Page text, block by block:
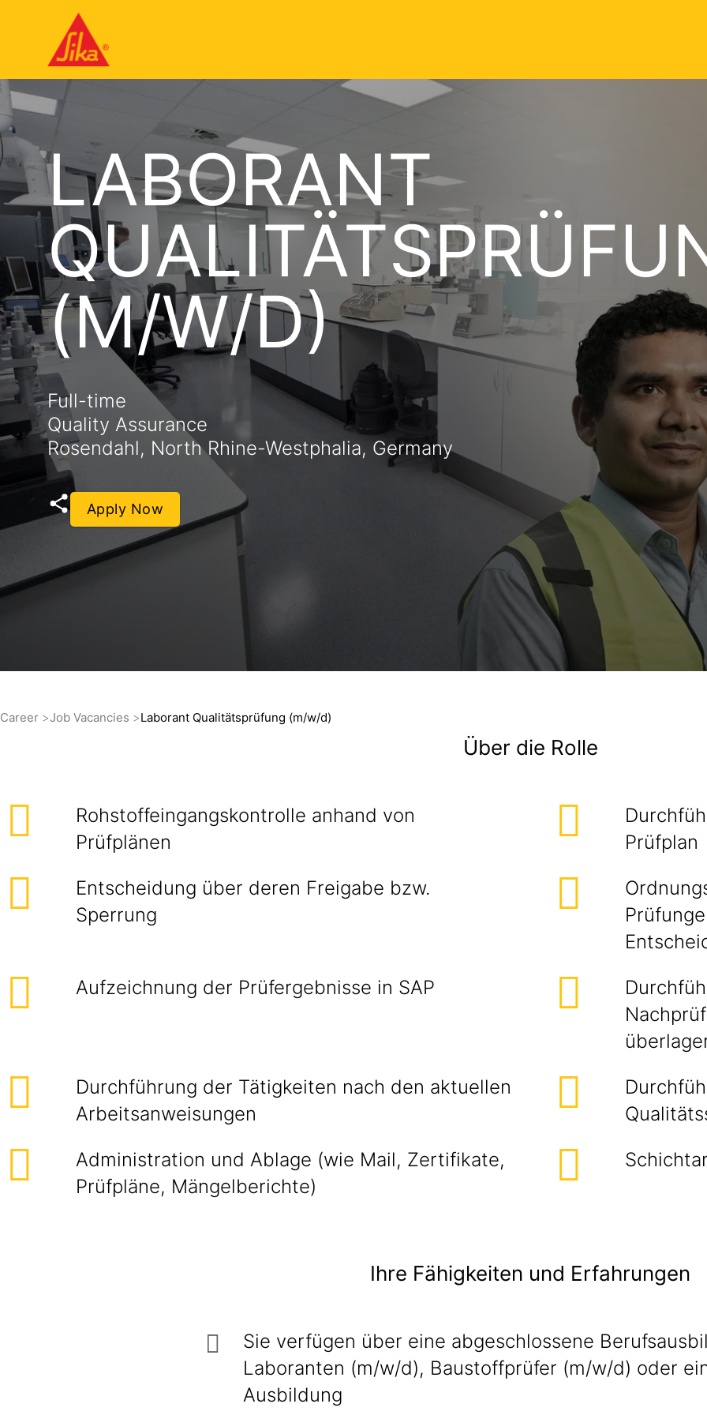
LABORANT
(M/W/D)
Full-time
Quality Assurance
Rosendahl, North Rhine-Westphalia, Germany
Apply Now
Career Job Vacancies Laborant Qualitätsprüfung (m/w/d)
Über die Rolle
Rohstoffeingangskontrolle anhand von
Prüfplänen
Prüfplan
Entscheidung über deren Freigabe bzw.
Sperrung
Aufzeichnung der Prüfergebnisse in SAP
Durchführung der Tätigkeiten nach den aktuellen
Arbeitsanweisungen
Administration und Ablage (wie Mail, Zertifikate,
Prüfpläne, Mängelberichte)
Ihre Fähigkeiten und Erfahrungen
Sie verfügen über eine abgeschlossene
Laboranten (m/w/d), Baustoffprüfer (m/w/d) oder
Ausbildung